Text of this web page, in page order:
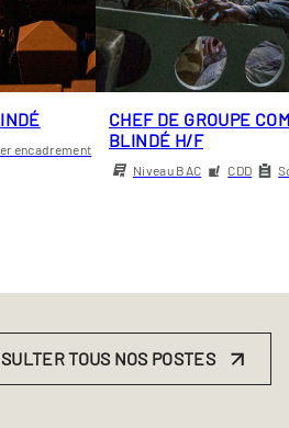
encadrement
CHEF DE GROUPE
BLINDÉ H/F
Niveau BAC CDD
TOUS NOS POSTES